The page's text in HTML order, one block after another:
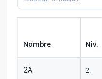
Nombre Niv.
2A 2